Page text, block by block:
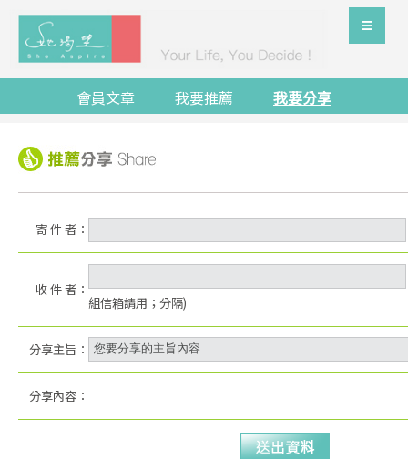
會員文章 我要推薦 我要分享
寄 件 者：
收 件 者：
組信箱請用；分隔)
分享主旨：
分享內容：